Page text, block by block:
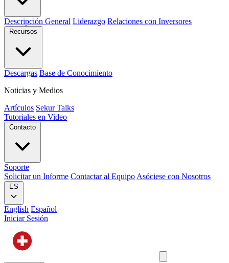
Descripción General Liderazgo Relaciones con Inversores
Recursos
Descargas Base de Conocimiento
Noticias y Medios
Artículos Sekur Talks
Tutoriales en Video
Contacto
Soporte
Solicitar un Informe Contactar al Equipo Asóciese con Nosotros
ES
English Español
Iniciar Sesión